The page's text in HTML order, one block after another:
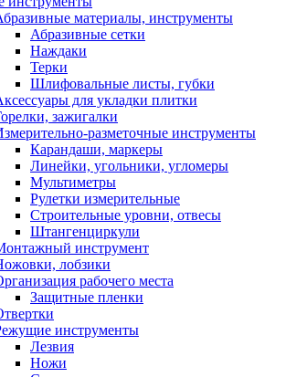
материалы, инструменты
Абразивные сетки
Наждаки
Терки
Шлифовальные листы, губки
для укладки плитки
зажигалки
разметочные инструменты
Карандаши, маркеры
Линейки, угольники, угломеры
Мультиметры
Рулетки измерительные
Строительные уровни, отвесы
Штангенциркули
инструмент
лобзики
рабочего места
Защитные пленки
инструменты
Лезвия
Ножи